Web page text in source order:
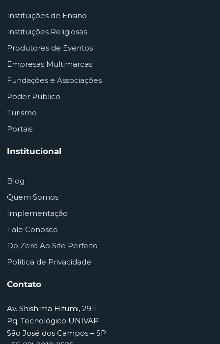
Instituições de Ensino
Instituições Religiosas
Produtores de Eventos
Empresas Multimarcas
Fundações e Associações
Poder Público
Turismo
Portais
Institucional
Blog
Quem Somos
Implementação
Fale Conosco
Do Zero Ao Site Perfeito
Política de Privacidade
Contato
Av. Shishima Hifumi, 2911
Pq. Tecnológico UNIVAP
São José dos Campos – SP